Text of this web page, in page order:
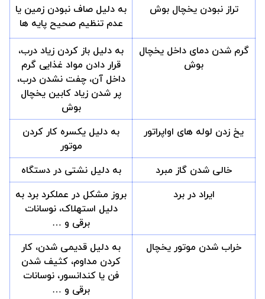
تراز نبودن یخچال بوش
به دلیل صاف نبودن زمین یا
عدم تنظیم صحیح پایه ها
گرم شدن دمای داخل یخچال
بوش
به دلیل باز کردن زیاد درب،
قرار دادن مواد غذایی گرم
داخل آن، چفت نشدن درب،
پر شدن زیاد کابین یخچال
بوش
یخ زدن لوله های اواپراتور
به دلیل یکسره کار کردن
موتور
خالی شدن گاز مبرد
به دلیل نشتی در دستگاه
ایراد در برد
بروز مشکل در عملکرد برد به
دلیل استهلاک، نوسانات
برقی و …
خراب شدن موتور یخچال
به دلیل قدیمی شدن، کار
کردن مداوم، کثیف شدن
فن یا کندانسور، نوسانات
برقی و …